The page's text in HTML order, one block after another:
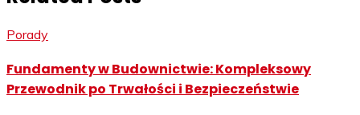
Porady
Fundamenty w Budownictwie: Kompleksowy
Przewodnik po Trwałości i Bezpieczeństwie